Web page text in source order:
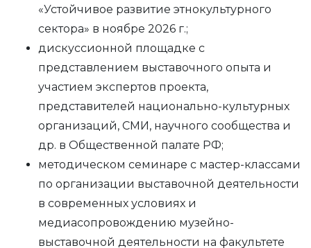
«Устойчивое развитие этнокультурного
сектора» в ноябре 2026 г.;
дискуссионной площадке с
представлением выставочного опыта и
участием экспертов проекта,
представителей национально-культурных
организаций, СМИ, научного сообщества и
др. в Общественной палате РФ;
методическом семинаре с мастер-классами
по организации выставочной деятельности
в современных условиях и
медиасопровождению музейно-
выставочной деятельности на факультете